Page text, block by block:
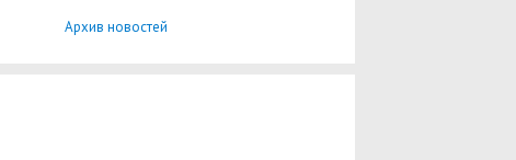
Архив новостей